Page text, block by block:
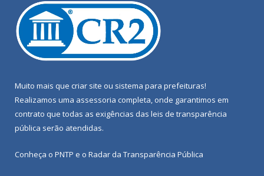
Muito mais que criar site ou sistema para prefeituras!
Realizamos uma assessoria completa, onde garantimos em
contrato que todas as exigências das leis de transparência
pública serão atendidas.
Conheça o PNTP e o Radar da Transparência Pública